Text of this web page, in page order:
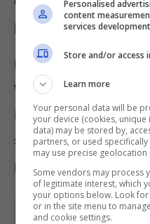
pulsante
Poter inviare foto in
WhatsAppè un
interessante e
saluteranno quindi
pulsante.
Personalised
content
services development
Store and/or access
Learn more
Your personal data will be
your device (cookies,
data) may be stored by,
partners, or used
may use precise geolocation
Some vendors may process
of legitimate interest, which
your options below. Look
or in the site menu to
and cookie settings.